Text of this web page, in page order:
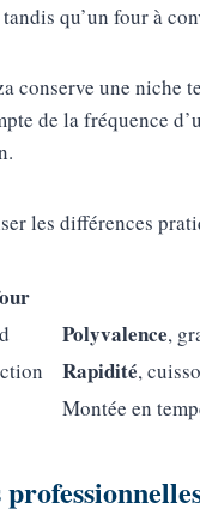
qu’un four à
conserve une niche
de la fréquence
les différences
Polyvalence,
Rapidité,
Montée en